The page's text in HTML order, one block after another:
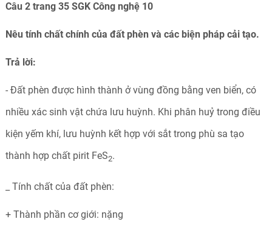
Câu 2 trang 35 SGK Công nghệ 10
Nêu tính chất chính của đất phèn và các biện pháp cải tạo.
Trả lời:
- Đất phèn được hình thành ở vùng đồng bằng ven biển, có
nhiều xác sinh vật chứa lưu huỳnh. Khi phân huỷ trong điều
kiện yếm khí, lưu huỳnh kết hợp với sắt trong phù sa tạo
thành hợp chất pirit FeS2.
_ Tính chất của đất phèn:
+ Thành phần cơ giới: nặng